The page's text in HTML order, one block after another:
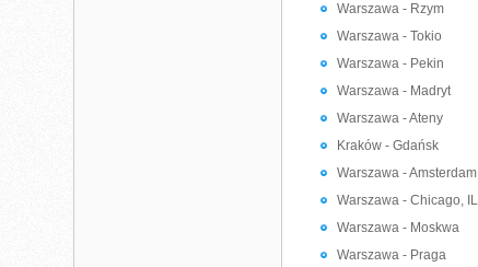
Warszawa - Rzym
Warszawa - Tokio
Warszawa - Pekin
Warszawa - Madryt
Warszawa - Ateny
Kraków - Gdańsk
Warszawa - Amsterdam
Warszawa - Chicago, IL
Warszawa - Moskwa
Warszawa - Praga